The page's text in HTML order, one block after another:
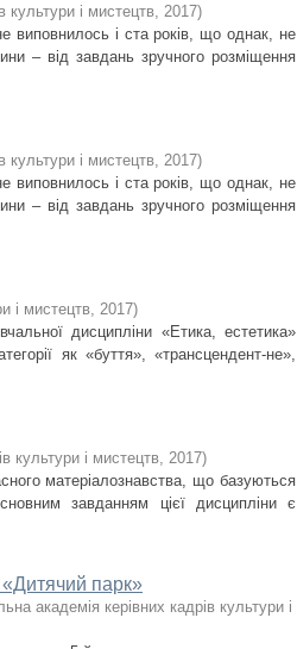
культури і мистецтв, 2017)
виповнилось і ста років, що однак, не
– від завдань зручного розміщення
культури і мистецтв, 2017)
виповнилось і ста років, що однак, не
– від завдань зручного розміщення
і мистецтв, 2017)
дисципліни «Етика, естетика»
як «буття», «трансцендент-не»,
культури і мистецтв, 2017)
матеріалознавства, що базуються
завданням цієї дисципліни є
парк»
академія керівних кадрів культури і